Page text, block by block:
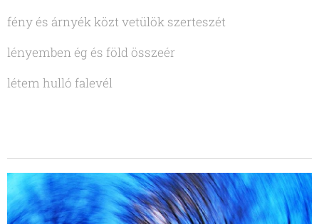
fény és árnyék közt vetülök szerteszét
lényemben ég és föld összeér
létem hulló falevél